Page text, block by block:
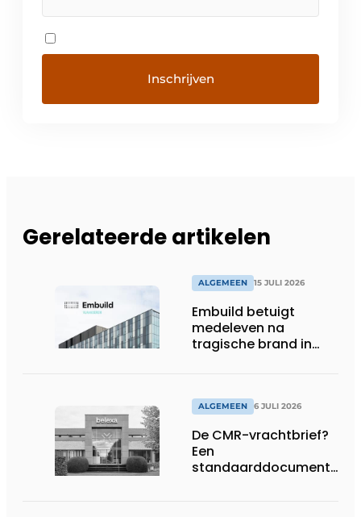
Gerelateerde artikelen
ALGEMEEN 15 JULI 2026
Embuild betuigt
medeleven na
tragische brand in
ALGEMEEN 6 JULI 2026
De CMR-vrachtbrief?
Een
standaarddocument